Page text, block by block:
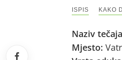
ISPIS KAKO
Naziv
Mjesto: